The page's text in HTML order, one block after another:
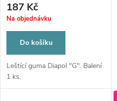
187 Kč
Na objednávku
Do košíku
Leštící guma Diapol "G". Balení
1 ks.